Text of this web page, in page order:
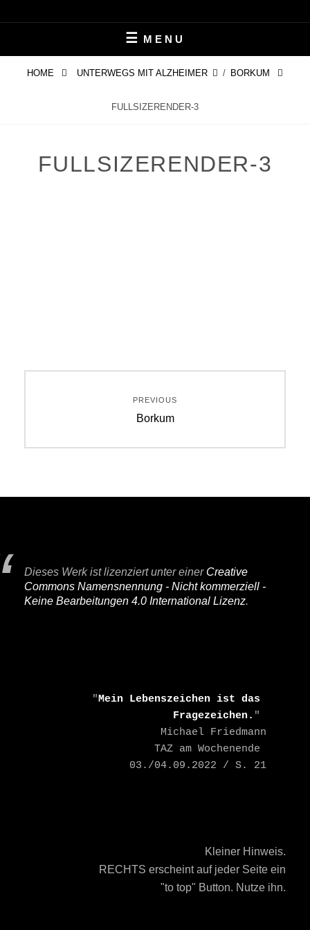
to
PERIFAIR
MENU
HOME UNTERWEGS MIT ALZHEIMER / BORKUM
FULLSIZERENDER-3
FULLSIZERENDER-3
PREVIOUS
Previous
Borkum
Dieses Werk ist lizenziert unter einer Creative
Commons Namensnennung - Nicht kommerziell -
Keine Bearbeitungen 4.0 International Lizenz.
    "
Mein Lebenszeichen ist das
Fragezeichen. "
03./04.09.2022 / S. 21
Kleiner Hinweis.
RECHTS erscheint auf jeder Seite ein
"to top" Button. Nutze ihn.